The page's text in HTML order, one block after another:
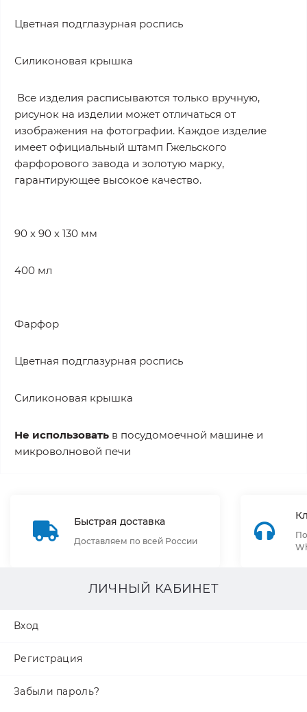
Цветная подглазурная роспись
Силиконовая крышка
Все изделия расписываются только вручную,
рисунок на изделии может отличаться от
изображения на фотографии. Каждое изделие
имеет официальный штамп Гжельского
фарфорового завода и золотую марку,
гарантирующее высокое качество.
90 х 90 х 130 мм
400 мл
Фарфор
Цветная подглазурная роспись
Силиконовая крышка
Не использовать в посудомоечной машине и
микроволновой печи
Быстрая доставка
Доставляем по всей России
ЛИЧНЫЙ КАБИНЕТ
Вход
Регистрация
Забыли пароль?